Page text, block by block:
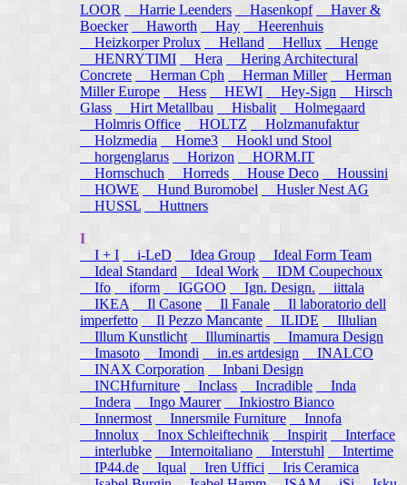
LOOR
Harrie Leenders Hasenkopf
Haver &
Boecker
Haworth Hay
Heerenhuis
Heizkorper Prolux
Helland Hellux
Henge
HENRYTIMI
Hera
Hering Architectural
Concrete
Herman Cph Herman Miller
Herman
Miller Europe
Hess HEWI Hey-Sign
Hirsch
Glass
Hirt Metallbau Hisbalit
Holmegaard
Holmris Office
HOLTZ
Holzmanufaktur
Holzmedia
Home3
Hookl und Stool
horgenglarus
Horizon
HORM.IT
Hornschuch
Horreds House Deco
Houssini
HOWE
Hund Buromobel
Husler Nest AG
HUSSL
Huttners
I
I + I
i-LeD Idea Group
Ideal Form Team
Ideal Standard
Ideal Work
IDM Coupechoux
Ifo
iform IGGOO Ign. Design.
iittala
IKEA
Il Casone Il Fanale
Il laboratorio dell
imperfetto
Il Pezzo Mancante ILIDE
Illulian
Illum Kunstlicht
Illuminartis
Imamura Design
Imasoto
Imondi in.es artdesign
INALCO
INAX Corporation
Inbani Design
INCHfurniture
Inclass Incradible
Inda
Indera
Ingo Maurer
Inkiostro Bianco
Innermost
Innersmile Furniture
Innofa
Innolux
Inox Schleiftechnik Inspirit
Interface
interlubke
Internoitaliano Interstuhl
Intertime
IP44.de
Iqual Iren Uffici
Iris Ceramica